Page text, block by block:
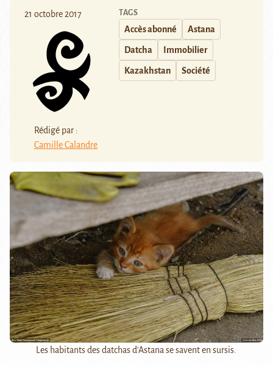
21 octobre 2017
Rédigé par :
Camille Calandre
TAGS
Accès abonné Astana
Datcha Immobilier
Kazakhstan Société
Les habitants des datchas d'Astana se savent en sursis.